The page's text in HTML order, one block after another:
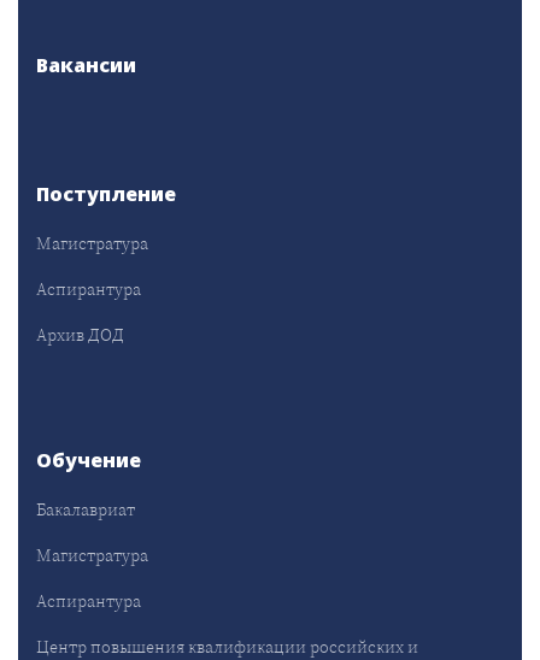
Вакансии
Поступление
Магистратура
Аспирантура
Архив ДОД
Обучение
Бакалавриат
Магистратура
Аспирантура
Центр повышения квалификации российских и